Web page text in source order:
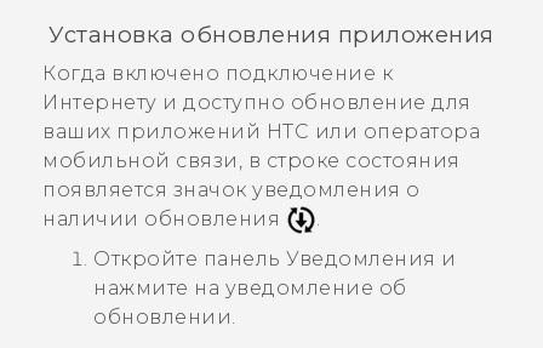
Установка обновления приложения
Когда включено подключение к
Интернету и доступно обновление для
ваших приложений HTC или оператора
мобильной связи, в строке состояния
появляется значок уведомления о
наличии обновления
.
Откройте панель Уведомления и
нажмите на уведомление об
обновлении.